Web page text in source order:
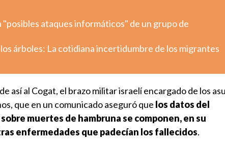
ataques informáticos" de un grupo de
árboles: La cotidiana incertidumbre de los migrantes
así al Cogat, el brazo militar israelí encargado de los
que en un comunicado aseguró que los datos del
muertes de hambruna se componen, en su
enfermedades que padecían los fallecidos.